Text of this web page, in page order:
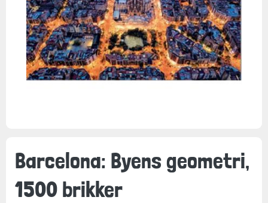
Barcelona: Byens geometri,
1500 brikker